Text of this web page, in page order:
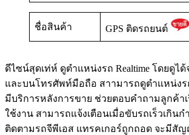
ชื่อสินค้า GPS ติดรถยนต์
ดีไซน์สุดเท่ห์ ดูตำแหน่งรถ Realtime โดยดูไ
และบนโทรศัพท์มือถือ สาามารถดูตำแหน่งร
มีบริการหลังการขาย ช่วยตอบคำถามลูกค้า
ใช้งาน สามารถแจ้งเตือนเมื่อขับรถเร็วเกิน
ติดตามรถจีพีเอส แทรคเกอร์ถูกถอด จะมีสั